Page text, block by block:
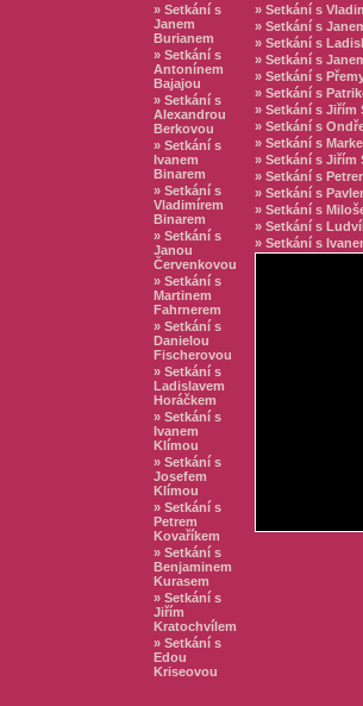
» Setkání s
Janem
Burianem
» Setkání s
Antonínem
Bajajou
» Setkání s
Alexandrou
Berkovou
» Setkání s
Ivanem
Binarem
» Setkání s
Vladimírem
Binarem
» Setkání s
Janou
Červenkovou
» Setkání s
Martinem
Fahrnerem
» Setkání s
Danielou
Fischerovou
» Setkání s
Ladislavem
Horáčkem
» Setkání s
Ivanem
Klímou
» Setkání s
Josefem
Klímou
» Setkání s
Petrem
Kovaříkem
» Setkání s
Benjaminem
Kurasem
» Setkání s
Jiřím
Kratochvílem
» Setkání s
Edou
Kriseovou
» Setkání s
» Setkání s
» Setkání s
» Setkání s
» Setkání s
» Setkání s
» Setkání s Jiřím
» Setkání s
» Setkání s
» Setkání s Jiřím
» Setkání s
» Setkání s
» Setkání s
» Setkání s
» Setkání s